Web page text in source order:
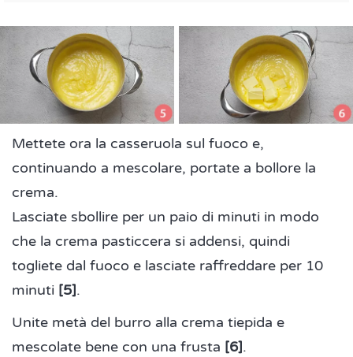
Mettete ora la casseruola sul fuoco e,
continuando a mescolare, portate a bollore la
crema.
Lasciate sbollire per un paio di minuti in modo
che la crema pasticcera si addensi, quindi
togliete dal fuoco e lasciate raffreddare per 10
minuti [5].
Unite metà del burro alla crema tiepida e
mescolate bene con una frusta [6].